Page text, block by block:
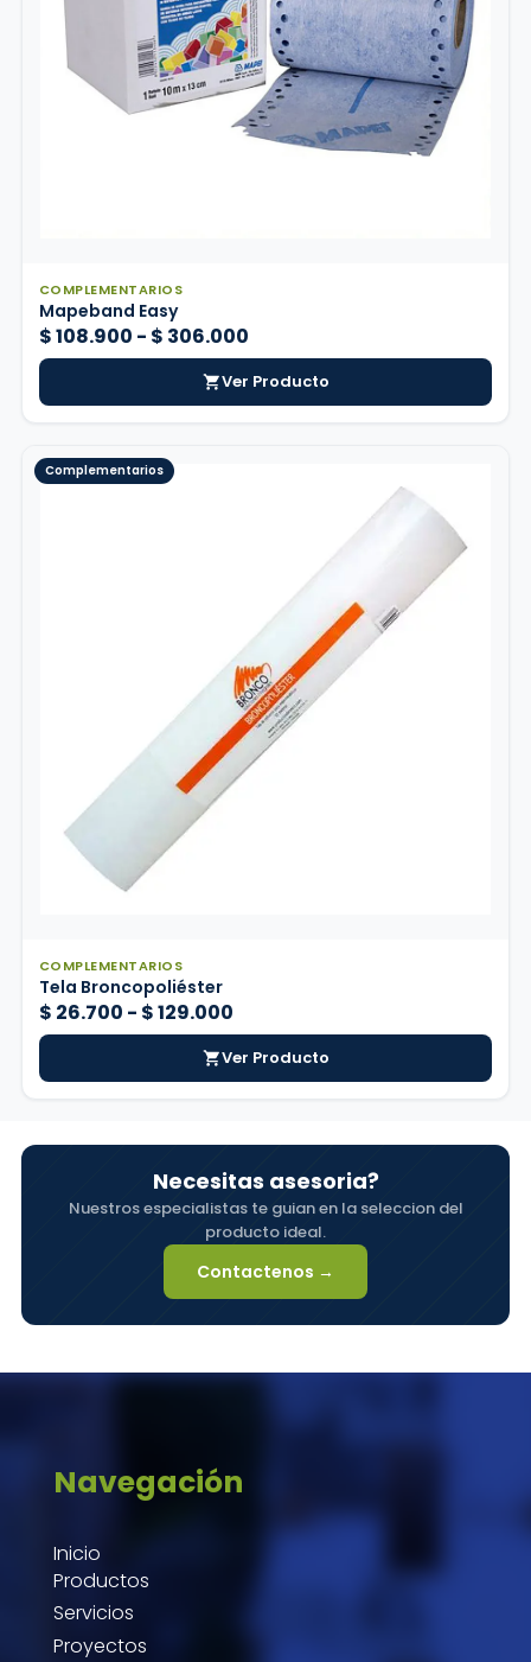
COMPLEMENTARIOS
Mapeband Easy
$108.900 - $ 306.000Rango
de
precios:
Ver Producto
Complementarios
COMPLEMENTARIOS
Tela Broncopoliéster
$ 26.700 - $129.000Rango
de
precios:
$ 129.000
Ver Producto
Necesitas asesoria?
Nuestros especialistas te guian en la seleccion del
producto ideal.
Contactenos →
Navegación
Inicio
Productos
Servicios
Proyectos